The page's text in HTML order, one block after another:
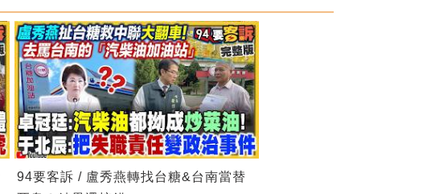
94要客訴 / 盧秀燕轉找台糖&台南當替